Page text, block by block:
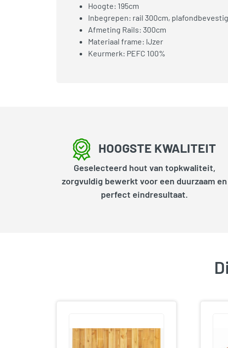
Hoogte: 195cm
Inbegrepen: rail 300cm,
Afmeting Rails: 300cm
Materiaal frame: IJzer
Keurmerk: PEFC 100%
HOOGSTE KWALITEIT
Geselecteerd hout van topkwaliteit,
zorgvuldig bewerkt voor een duurzaam en
perfect eindresultaat.